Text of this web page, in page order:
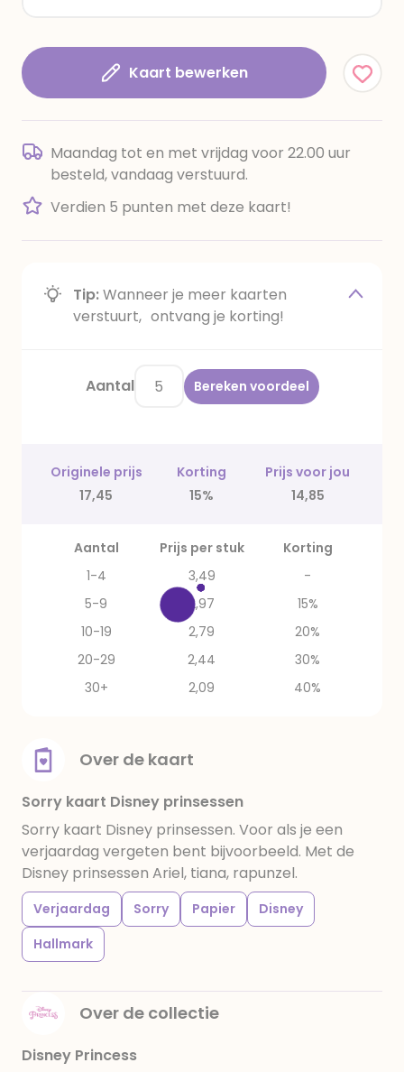
Kaart bewerken
Maandag tot en met vrijdag voor 22.00 uur
besteld, vandaag verstuurd.
Verdien 5 punten met deze kaart!
Tip:Wanneer je meer kaarten
verstuurt, ontvang je korting!
Aantal Bereken voordeel
Originele prijs Korting
Prijs voor jou
17,45
15% 14,85
Aantal Prijs per stuk
Korting
1-4
3,49
-
5-9
2,97
15%
10-19
2,79
20%
20-29
2,44
30%
30+
2,09 40%
Over de kaart
Sorry kaart Disney prinsessen
Sorry kaart Disney prinsessen. Voor als je een
verjaardag vergeten bent bijvoorbeeld. Met de
Disney prinsessen Ariel, tiana, rapunzel.
Verjaardag Sorry Papier
Disney
Hallmark
Over de collectie
Disney Princess